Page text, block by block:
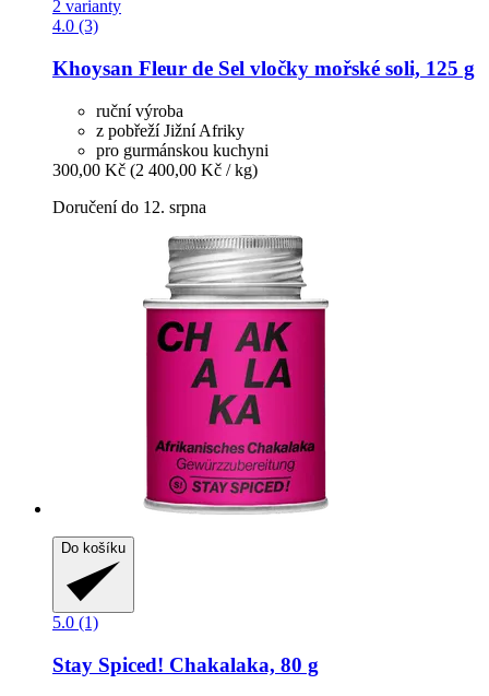
2 varianty
4.0 (3)
Khoysan Fleur de Sel vločky mořské soli, 125 g
ruční výroba
z pobřeží Jižní Afriky
pro gurmánskou kuchyni
300,00 Kč (2 400,00 Kč / kg)
Doručení do 12. srpna
Do košíku
5.0 (1)
Stay Spiced! Chakalaka, 80 g